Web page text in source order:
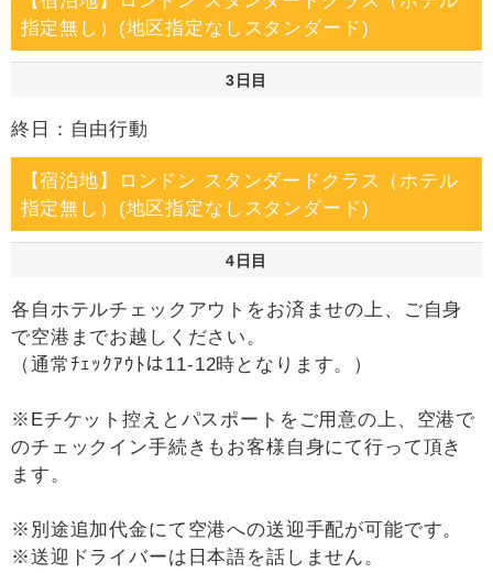
指定無し）(地区指定なしスタンダード)
3日目
終日：自由行動
【宿泊地】ロンドン スタンダードクラス（ホテル
指定無し）(地区指定なしスタンダード)
4日目
各自ホテルチェックアウトをお済ませの上、ご自身
で空港までお越しください。
（通常ﾁｪｯｸｱｳﾄは11-12時となります。）
※Eチケット控えとパスポートをご用意の上、空港で
のチェックイン手続きもお客様自身にて行って頂き
ます。
※別途追加代金にて空港への送迎手配が可能です。
※送迎ドライバーは日本語を話しません。